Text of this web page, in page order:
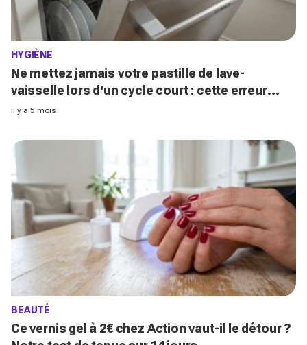
HYGIÈNE
Ne mettez jamais votre pastille de lave-
vaisselle lors d'un cycle court : cette erreur
courante peut...
il y a 5 mois
BEAUTÉ
Ce vernis gel à 2€ chez Action vaut-il le détour ?